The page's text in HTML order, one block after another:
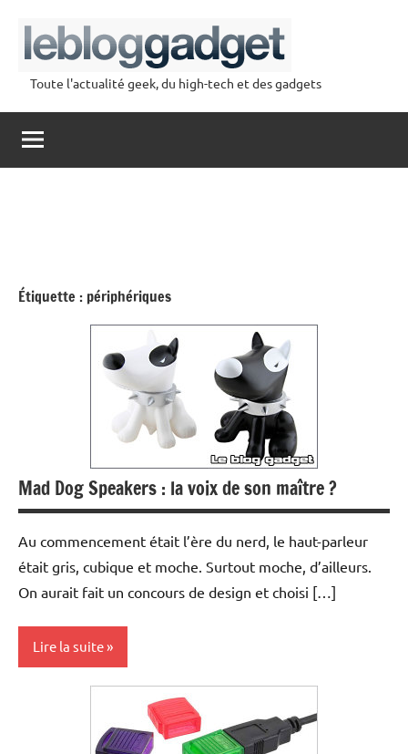
contenu
lebloggadget
Toute l'actualité geek, du high-tech et des gadgets
Étiquette : périphériques
Mad Dog Speakers : la voix de son maître ?
Au commencement était l’ère du nerd, le haut-parleur
était gris, cubique et moche. Surtout moche, d’ailleurs.
On aurait fait un concours de design et choisi […]
Lire la suite